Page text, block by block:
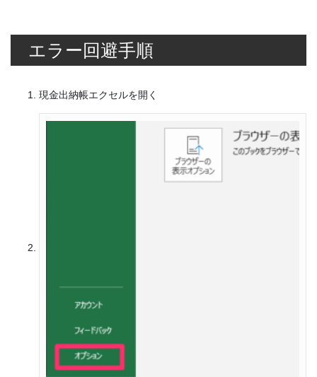
エラー回避手順
現金出納帳エクセルを開く